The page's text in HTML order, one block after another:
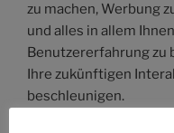
zu machen, Werbung
und alles in allem
Benutzererfahrung zu
Ihre zukünftigen
beschleunigen.